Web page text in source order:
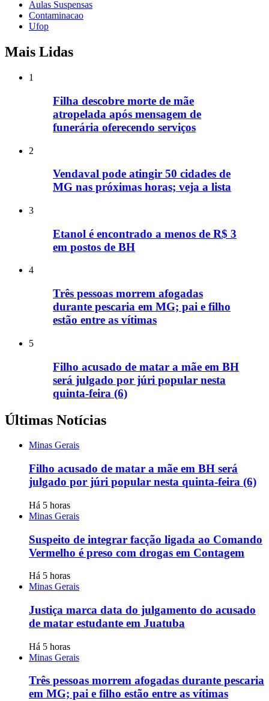
Aulas Suspensas
Contaminacao
Ufop
Mais Lidas
1
Filha descobre morte de mãe
atropelada após mensagem de
funerária oferecendo serviços
2
Vendaval pode atingir 50 cidades de
MG nas próximas horas; veja a lista
3
Etanol é encontrado a menos de R$ 3
em postos de BH
4
Três pessoas morrem afogadas
durante pescaria em MG; pai e filho
estão entre as vítimas
5
Filho acusado de matar a mãe em BH
será julgado por júri popular nesta
quinta-feira (6)
Últimas Notícias
Minas Gerais
Filho acusado de matar a mãe em BH será
julgado por júri popular nesta quinta-feira (6)
Há 5 horas
Minas Gerais
Suspeito de integrar facção ligada ao Comando
Vermelho é preso com drogas em Contagem
Há 5 horas
Minas Gerais
Justiça marca data do julgamento do acusado
de matar estudante em Juatuba
Há 5 horas
Minas Gerais
Três pessoas morrem afogadas durante pescaria
em MG; pai e filho estão entre as vítimas